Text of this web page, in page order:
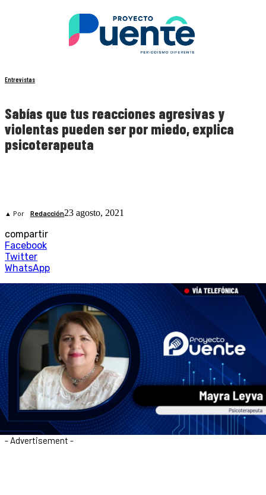
Entrevistas
Sabías que tus reacciones agresivas y
violentas pueden ser por miedo, explica
psicoterapeuta
▲ Por Redacción23 agosto, 2021
compartir
Facebook
Twitter
WhatsApp
- Advertisement -